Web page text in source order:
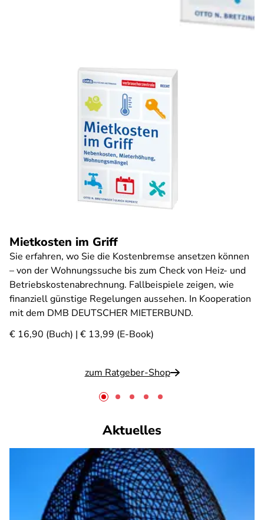
Mietkosten im Griff
Sie erfahren, wo Sie die Kostenbremse ansetzen können
– von der Wohnungssuche bis zum Check von Heiz- und
Betriebskostenabrechnung. Fallbeispiele zeigen, wie
finanziell günstige Regelungen aussehen. In Kooperation
mit dem DMB DEUTSCHER MIETERBUND.
€ 16,90 (Buch) | € 13,99 (E-Book)
zum Ratgeber-Shop
Aktuelles